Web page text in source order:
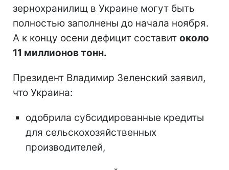
зернохранилищ в Украине могут быть
полностью заполнены до начала ноября.
А к концу осени дефицит составит около
11 миллионов тонн.
Президент Владимир Зеленский заявил,
что Украина:
одобрила субсидированные кредиты
для сельскохозяйственных
производителей,